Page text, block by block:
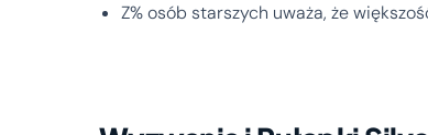
Z% osób starszych uważa, że